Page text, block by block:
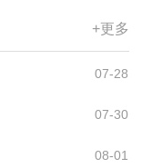
+更多
07-28
07-30
08-01